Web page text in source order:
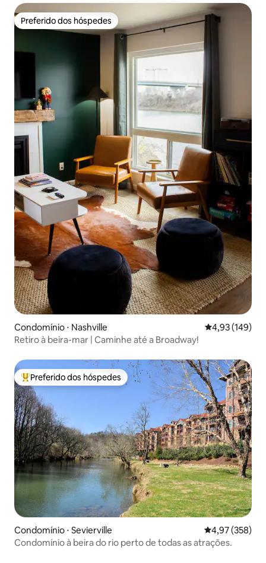
Preferido dos hóspedes
Preferido dos hóspedes
Condomínio ⋅ Nashville 4,93 de uma
4,93 (149)
Retiro à beira-mar | Caminhe até a Broadway!
Entre os melhores preferidos dos hóspedes
Preferido dos hóspedes
Condomínio ⋅ Sevierville 4,97 de uma
4,97 (358)
Condomínio à beira do rio perto de todas as atrações.